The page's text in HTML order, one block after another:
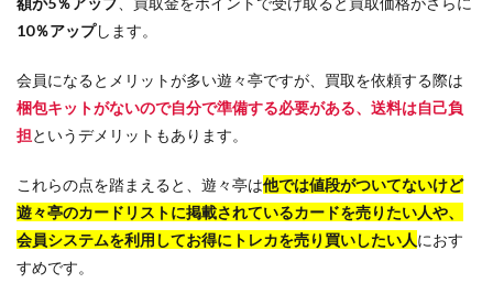
10％アップします。
会員になるとメリットが多い遊々亭ですが、買取を依頼する際は
梱包キットがないので自分で準備する必要がある、送料は自己負
担というデメリットもあります。
これらの点を踏まえると、遊々亭は他では値段がついてないけど
遊々亭のカードリストに掲載されているカードを売りたい人や、
会員システムを利用してお得にトレカを売り買いしたい人におす
すめです。